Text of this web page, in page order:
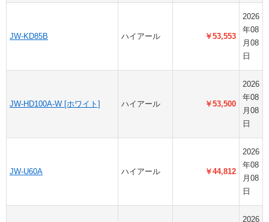
JW-KD85B ハイアール ￥53,553
2026
年08
月08
日
JW-HD100A-W [ホワイト] ハイアール ￥53,500
2026
年08
月08
日
JW-U60A ハイアール ￥44,812
2026
年08
月08
日
2026